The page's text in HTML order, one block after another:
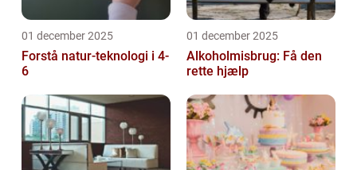
01 december 2025
Forstå natur-teknologi i 4-
6
01 december 2025
Alkoholmisbrug: Få den
rette hjælp